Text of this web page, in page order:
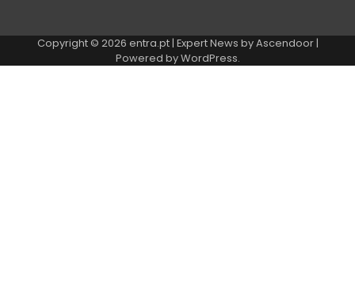
Copyright © 2026 entra.pt| Expert News byAscendoor|
Powered byWordPress.